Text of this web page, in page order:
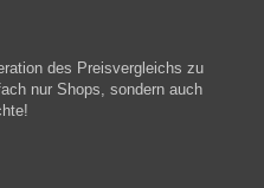
des Preisvergleichs zu
nur Shops, sondern auch